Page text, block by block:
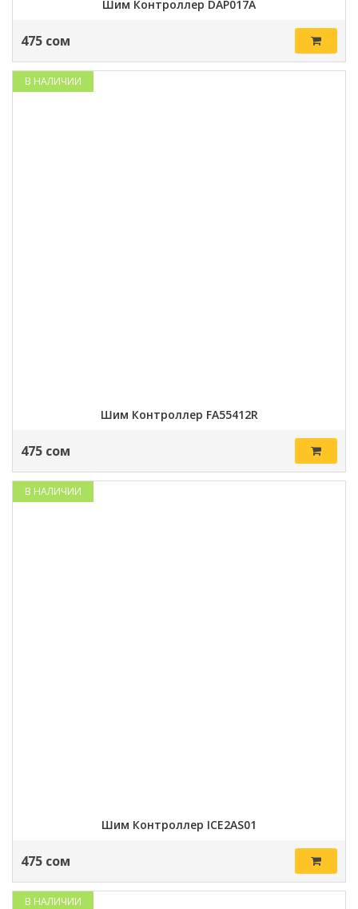
Шим Контроллер DAP017A
475 сом
В НАЛИЧИИ
Шим Контроллер FA55412R
475 сом
В НАЛИЧИИ
Шим Контроллер ICE2AS01
475 сом
В НАЛИЧИИ